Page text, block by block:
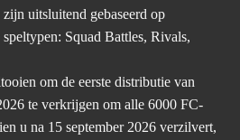
uitsluitend gebaseerd op
Squad Battles, Rivals,
om de eerste distributie van
te verkrijgen om alle 6000 FC-
u na 15 september 2026 verzilvert,